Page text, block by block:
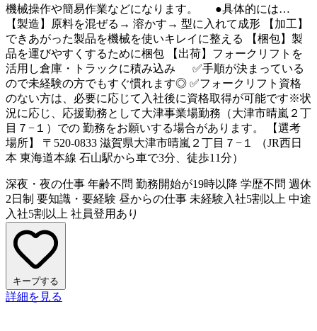
機械操作や簡易作業などになります。 ●具体的には…
【製造】原料を混ぜる→ 溶かす→ 型に入れて成形 【加工】
できあがった製品を機械を使いキレイに整える 【梱包】製
品を運びやすくするために梱包 【出荷】フォークリフトを
活用し倉庫・トラックに積み込み ✅手順が決まっている
ので未経験の方でもすぐ慣れます◎ ✅フォークリフト資格
のない方は、必要に応じて入社後に資格取得が可能です※状
況に応じ、応援勤務として大津事業場勤務（大津市晴嵐２丁
目７−１）での 勤務をお願いする場合があります。 【選考
場所】 〒520-0833 滋賀県大津市晴嵐２丁目７−１ （JR西日
本 東海道本線 石山駅から車で3分、徒歩11分）
深夜・夜の仕事 年齢不問 勤務開始が19時以降 学歴不問 週休
2日制 要知識・要経験 昼からの仕事 未経験入社5割以上 中途
入社5割以上 社員登用あり
キープする
詳細を見る